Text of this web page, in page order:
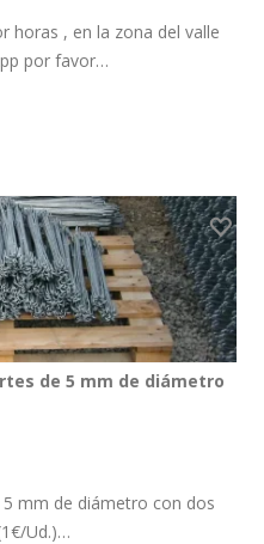
horas , en la zona del valle
por favor…
de 5 mm de diámetro
mm de diámetro con dos
Ud.)…